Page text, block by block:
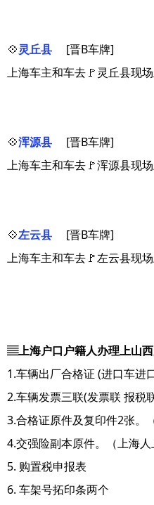
💠灵丘县
[晋B车牌]
上海车主和车去🚩灵丘县现
💠浑源县
[晋B车牌]
上海车主和车去🚩浑源县现
💠左云县
[晋B车牌]
上海车主和车去🚩左云县现
▤上海户口户籍人办理上山
1.车辆出厂合格证 (进口车进
2.车辆发票三联(发票联 报税
3.合格证原件及复印件2张。
4.交强险副本原件。（上海人
5. 购置税申报表
6. 车架号拓印条两个